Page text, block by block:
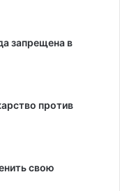
запрещена в
против
свою